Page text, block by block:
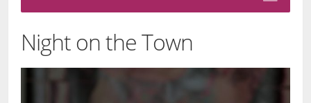
Night on the Town